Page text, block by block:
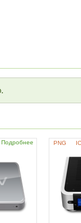
Подробнее PNG